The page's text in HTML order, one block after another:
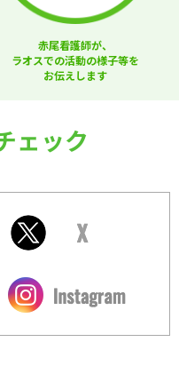
赤尾看護師が、
ラオスでの活動の様子等を
お伝えします
ェック